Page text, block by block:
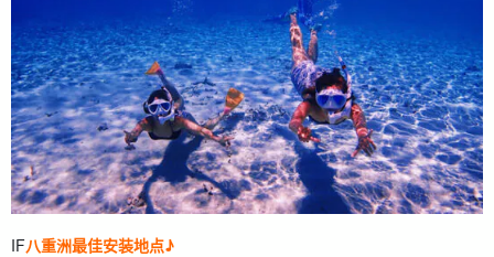
IF八重洲最佳安装地点♪